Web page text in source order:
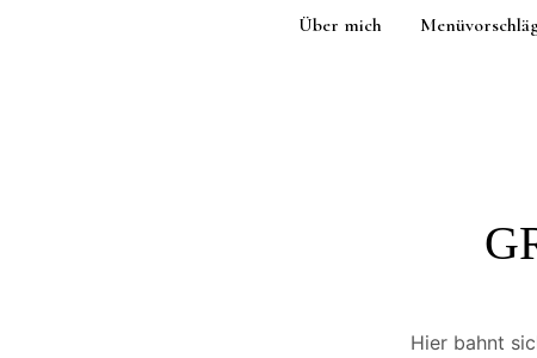
Über mich
Hier bahnt